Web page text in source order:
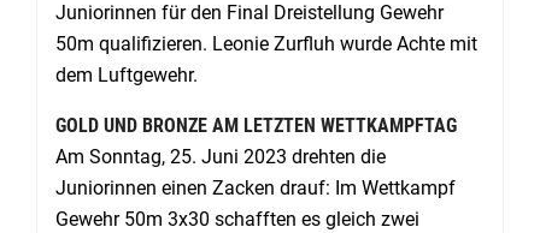
Juniorinnen für den Final Dreistellung Gewehr
50m qualifizieren. Leonie Zurfluh wurde Achte mit
dem Luftgewehr.
GOLD UND BRONZE AM LETZTEN WETTKAMPFTAG
Am Sonntag, 25. Juni 2023 drehten die
Juniorinnen einen Zacken drauf: Im Wettkampf
Gewehr 50m 3x30 schafften es gleich zwei